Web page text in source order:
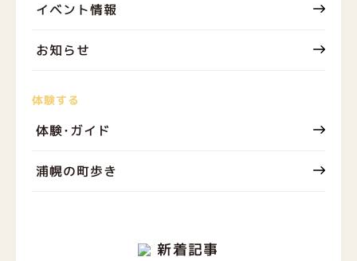
イベント情報
お知らせ
体験する
体験･ガイド
浦幌の町歩き
新着記事